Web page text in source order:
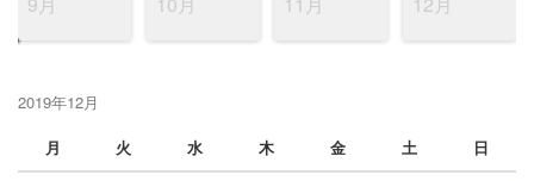
2019年12月
月
火 水 木 金 土 日